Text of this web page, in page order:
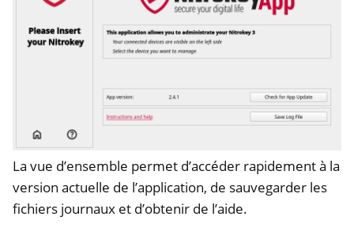
La vue d’ensemble permet d’accéder rapidement à la
version actuelle de l’application, de sauvegarder les
fichiers journaux et d’obtenir de l’aide.